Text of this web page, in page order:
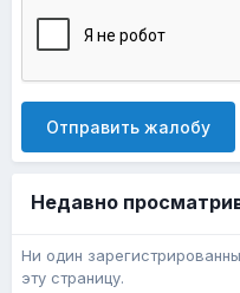
Отправить жалобу
Недавно
Ни один
эту страницу.